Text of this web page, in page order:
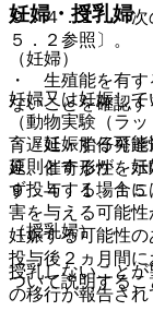
妊婦・授乳婦
（妊婦）
妊婦又は妊娠し
（動物実験（ラ
育遅延・胎仔発
延、催奇形性を
９．４．１、１
（授乳婦）
授乳しないこと
の移行が報告され
９．４．１． 次
５．２参照〕。
・ 生殖能を有す
ないことを確認す
・ 妊娠する可能
原則とするが、
ず投与する場合
害を与える可能性
妊娠する可能性
投与後２ヵ月間
ついて説明するこ